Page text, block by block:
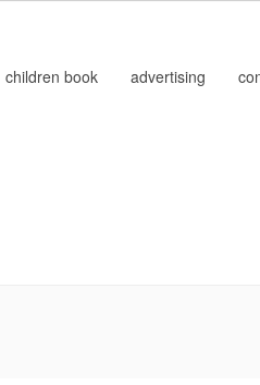
children book advertising